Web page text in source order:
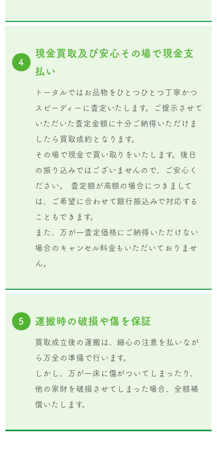
4
現金買取及び安心その場で現金支
払い
トータルではお品物をひとつひとつ丁寧かつ
スピーディーに査定いたします。ご提示させて
いただいた査定金額に十分ご納得いただけま
したら買取成約となります。
その場で現金で買い取りをいたします。後日
の振り込みではございませんので、ご安心く
ださい。 査定額が高額の場合につきまして
は、ご希望に合わせて銀行振込みで対応する
こともできます。
また、万が一査定価格にご納得いただけない
場合のキャンセル料金もいただいておりませ
ん。
5 運搬時の破損や傷を保証
買取成立後の運搬は、細心の注意を払いなが
ら万全の準備で行います。
しかし、万が一床に傷がついてしまったり、
他の家財を破損させてしまった場合、全額補
償いたします。